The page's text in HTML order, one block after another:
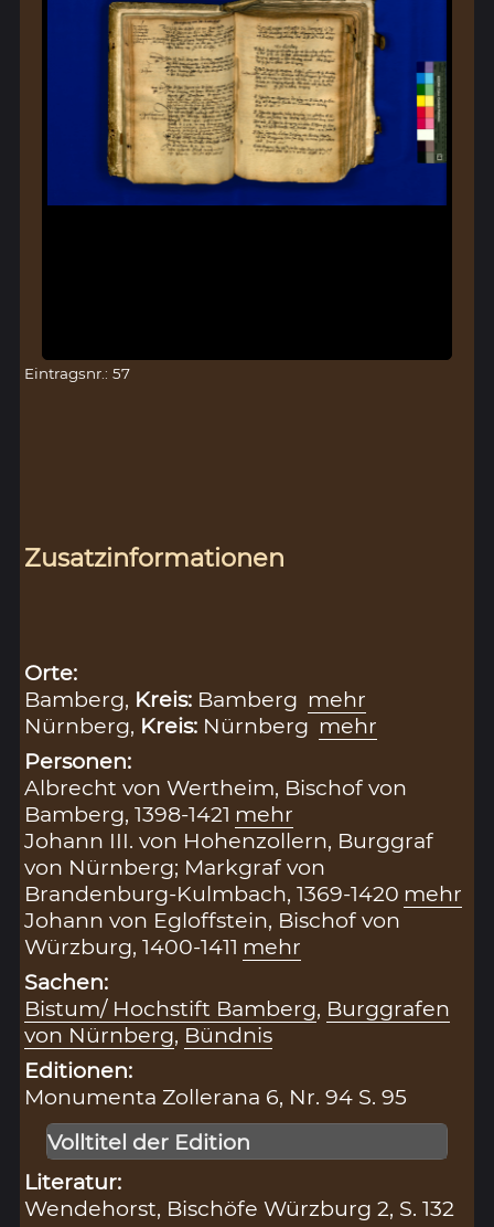
Eintragsnr.: 57
Zusatzinformationen
Orte:
Bamberg, Kreis: Bamberg mehr
Nürnberg, Kreis: Nürnberg mehr
Personen:
Albrecht von Wertheim, Bischof von
Bamberg, 1398-1421 mehr
Johann III. von Hohenzollern, Burggraf
von Nürnberg; Markgraf von
Brandenburg-Kulmbach, 1369-1420 mehr
Johann von Egloffstein, Bischof von
Würzburg, 1400-1411 mehr
Sachen:
Bistum/ Hochstift Bamberg, Burggrafen
von Nürnberg, Bündnis
Editionen:
Monumenta Zollerana 6, Nr. 94 S. 95
Volltitel der Edition
Literatur:
Wendehorst, Bischöfe Würzburg 2, S. 132